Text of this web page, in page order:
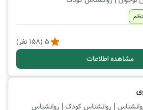
5
(
158 نفر)
مشاهده اطلاعات
| روانشناس کودک | روانشناس